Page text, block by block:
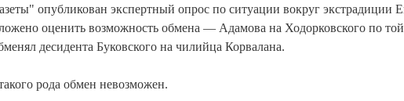
опубликован экспертный опрос по ситуации вокруг экстрадиции
оценить возможность обмена — Адамова на Ходорковского по
десидента Буковского на чилийца Корвалана.
рода обмен невозможен.